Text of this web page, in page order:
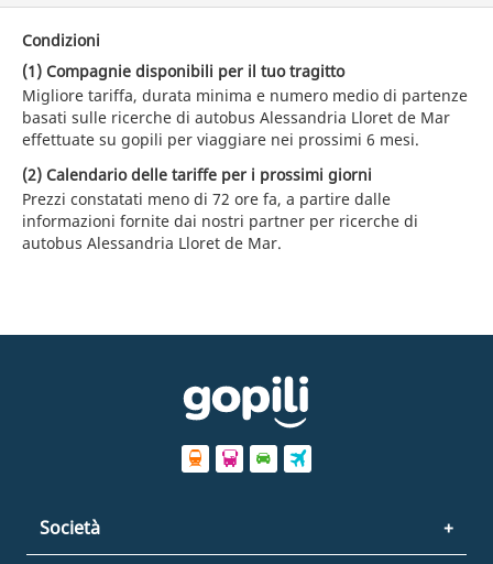
Condizioni
(1) Compagnie disponibili per il tuo tragitto
Migliore tariffa, durata minima e numero medio di partenze
basati sulle ricerche di autobus Alessandria Lloret de Mar
effettuate su gopili per viaggiare nei prossimi 6 mesi.
(2) Calendario delle tariffe per i prossimi giorni
Prezzi constatati meno di 72 ore fa, a partire dalle
informazioni fornite dai nostri partner per ricerche di
autobus Alessandria Lloret de Mar.
Società